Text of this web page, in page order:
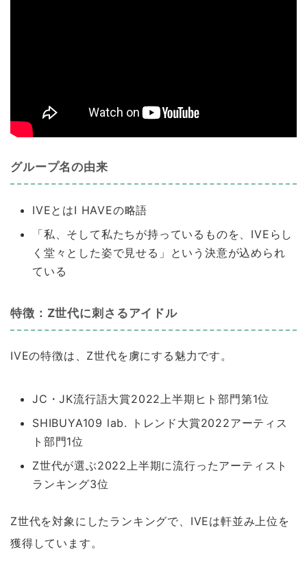
グループ名の由来
IVEとはI HAVEの略語
「私、そして私たちが持っているものを、IVEらし
く堂々とした姿で見せる」という決意が込められ
ている
特徴：Z世代に刺さるアイドル
IVEの特徴は、Z世代を虜にする魅力です。
JC・JK流行語大賞2022上半期ヒト部門第1位
SHIBUYA109 lab. トレンド大賞2022アーティス
ト部門1位
Z世代が選ぶ2022上半期に流行ったアーティスト
ランキング3位
Z世代を対象にしたランキングで、IVEは軒並み上位を
獲得しています。